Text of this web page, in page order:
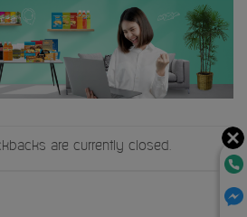
are currently closed.